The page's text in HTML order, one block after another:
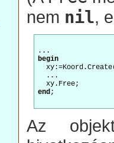
nem nil,
begin
  ...
end;
Az